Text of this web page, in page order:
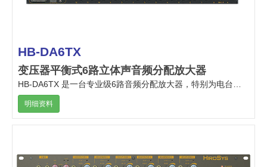
HB-DA6TX
变压器平衡式6路立体声音频分配放大器
明细资料